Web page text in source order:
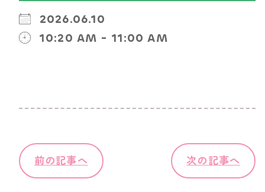
2026.06.10
10:20 AM - 11:00 AM
前の記事へ 次の記事へ